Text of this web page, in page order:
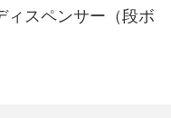
ィスペンサー（段ボ